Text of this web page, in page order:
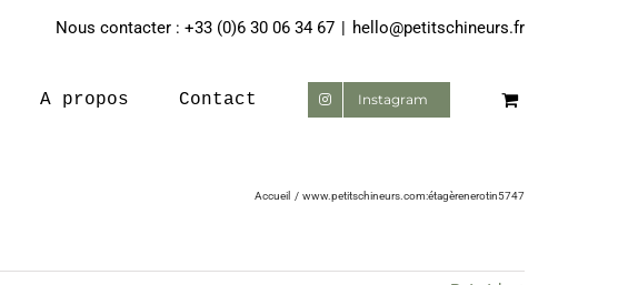
Nous contacter : +33 (0)6 30 06 34 67 | hello@petitschineurs.fr
A propos Contact Instagram
Accueil www.petitschineurs.com:étagèrenerotin5747